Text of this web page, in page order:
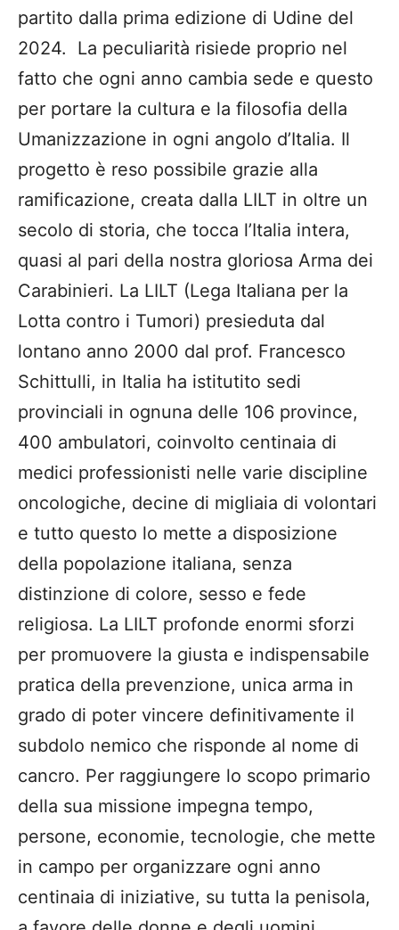
partito dalla prima edizione di Udine del
2024. La peculiarità risiede proprio nel
fatto che ogni anno cambia sede e questo
per portare la cultura e la filosofia della
Umanizzazione in ogni angolo d’Italia. Il
progetto è reso possibile grazie alla
ramificazione, creata dalla LILT in oltre un
secolo di storia, che tocca l’Italia intera,
quasi al pari della nostra gloriosa Arma dei
Carabinieri. La LILT (Lega Italiana per la
Lotta contro i Tumori) presieduta dal
lontano anno 2000 dal prof. Francesco
Schittulli, in Italia ha istitutito sedi
provinciali in ognuna delle 106 province,
400 ambulatori, coinvolto centinaia di
medici professionisti nelle varie discipline
oncologiche, decine di migliaia di volontari
e tutto questo lo mette a disposizione
della popolazione italiana, senza
distinzione di colore, sesso e fede
religiosa. La LILT profonde enormi sforzi
per promuovere la giusta e indispensabile
pratica della prevenzione, unica arma in
grado di poter vincere definitivamente il
subdolo nemico che risponde al nome di
cancro. Per raggiungere lo scopo primario
della sua missione impegna tempo,
persone, economie, tecnologie, che mette
in campo per organizzare ogni anno
centinaia di iniziative, su tutta la penisola,